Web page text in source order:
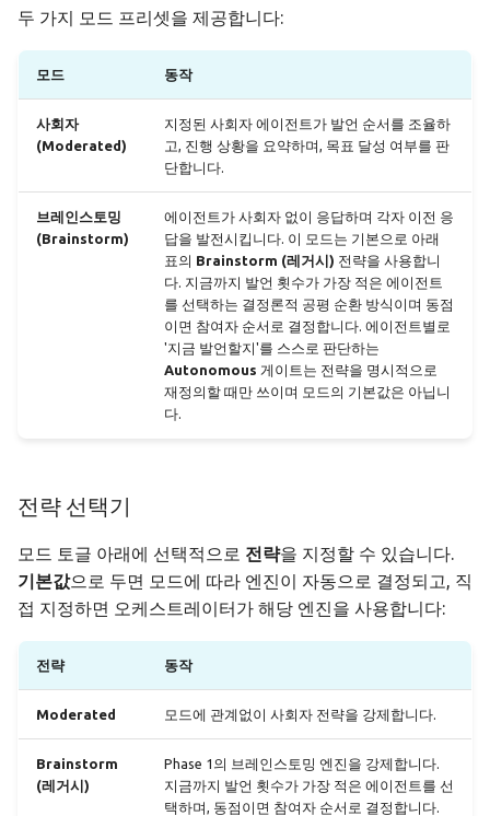
두 가지 모드 프리셋을 제공합니다:
모드 동작
사회자
(Moderated)
지정된 사회자 에이전트가 발언 순서를 조율하
고, 진행 상황을 요약하며, 목표 달성 여부를 판
단합니다.
브레인스토밍
(Brainstorm)
에이전트가 사회자 없이 응답하며 각자 이전 응
답을 발전시킵니다. 이 모드는 기본으로 아래
표의 Brainstorm (레거시) 전략을 사용합니
다. 지금까지 발언 횟수가 가장 적은 에이전트
를 선택하는 결정론적 공평 순환 방식이며 동점
이면 참여자 순서로 결정합니다. 에이전트별로
'지금 발언할지'를 스스로 판단하는
Autonomous 게이트는 전략을 명시적으로
재정의할 때만 쓰이며 모드의 기본값은 아닙니
다.
전략 선택기
모드 토글 아래에 선택적으로 전략을 지정할 수 있습니다.
기본값으로 두면 모드에 따라 엔진이 자동으로 결정되고, 직
접 지정하면 오케스트레이터가 해당 엔진을 사용합니다:
전략 동작
Moderated 모드에 관계없이 사회자 전략을 강제합니다.
Brainstorm
(레거시)
Phase 1의 브레인스토밍 엔진을 강제합니다.
지금까지 발언 횟수가 가장 적은 에이전트를 선
택하며, 동점이면 참여자 순서로 결정합니다.